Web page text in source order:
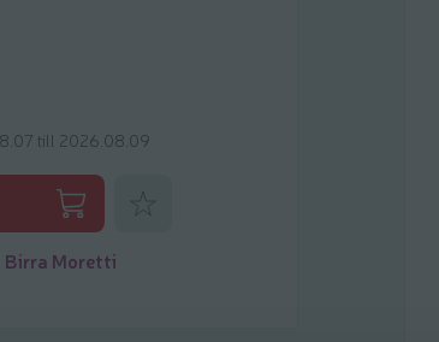
till 2026.08.09
Birra Moretti